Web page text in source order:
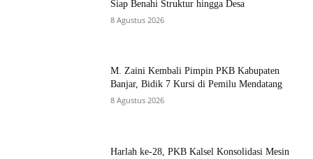
Siap Benahi Struktur hingga Desa
8 Agustus 2026
M. Zaini Kembali Pimpin PKB Kabupaten
Banjar, Bidik 7 Kursi di Pemilu Mendatang
8 Agustus 2026
Harlah ke-28, PKB Kalsel Konsolidasi Mesin